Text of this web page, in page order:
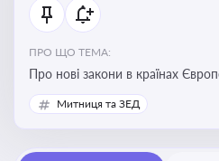
ПРО ЩО ТЕМА:
Про нові закони в країнах
впливають на умови торгівлі,
інтеграції та перспективу
Митниця та ЗЕД